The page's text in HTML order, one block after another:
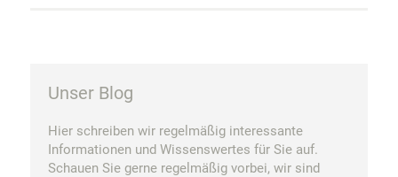
Unser Blog
Hier schreiben wir regelmäßig interessante
Informationen und Wissenswertes für Sie auf.
Schauen Sie gerne regelmäßig vorbei, wir sind